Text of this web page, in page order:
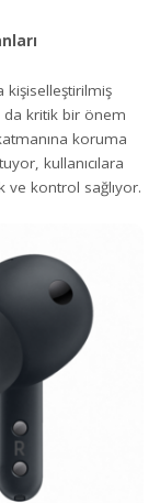
kişiselleştirilmiş
da kritik bir önem
koruma
kullanıcılara
ve kontrol sağlıyor.